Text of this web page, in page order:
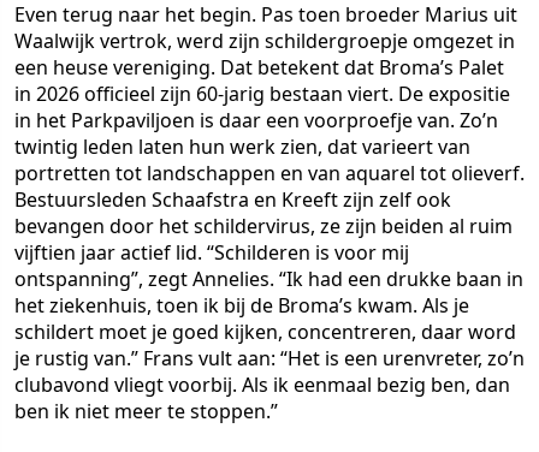
Even terug naar het begin. Pas toen broeder Marius uit
Waalwijk vertrok, werd zijn schildergroepje omgezet in
een heuse vereniging. Dat betekent dat Broma’s Palet
in 2026 officieel zijn 60-jarig bestaan viert. De expositie
in het Parkpaviljoen is daar een voorproefje van. Zo’n
twintig leden laten hun werk zien, dat varieert van
portretten tot landschappen en van aquarel tot olieverf.
Bestuursleden Schaafstra en Kreeft zijn zelf ook
bevangen door het schildervirus, ze zijn beiden al ruim
vijftien jaar actief lid. “Schilderen is voor mij
ontspanning”, zegt Annelies. “Ik had een drukke baan in
het ziekenhuis, toen ik bij de Broma’s kwam. Als je
schildert moet je goed kijken, concentreren, daar word
je rustig van.” Frans vult aan: “Het is een urenvreter, zo’n
clubavond vliegt voorbij. Als ik eenmaal bezig ben, dan
ben ik niet meer te stoppen.”